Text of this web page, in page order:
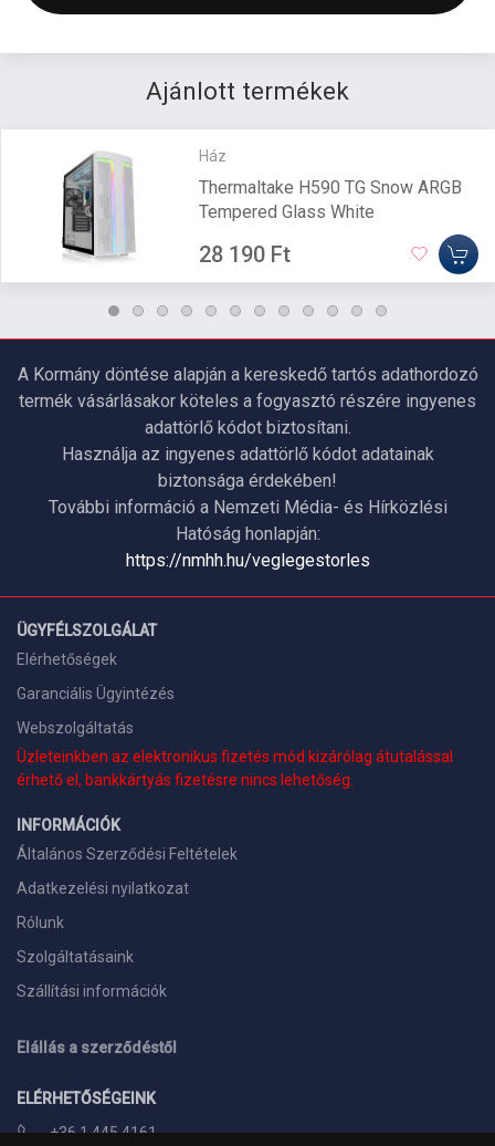
Ajánlott termékek
Ház
Thermaltake H590 TG Snow ARGB
Tempered Glass White
28 190 Ft
A Kormány döntése alapján a kereskedő tartós adathordozó
termék vásárlásakor köteles a fogyasztó részére ingyenes
adattörlő kódot biztosítani.
Használja az ingyenes adattörlő kódot adatainak
biztonsága érdekében!
További információ a Nemzeti Média- és Hírközlési
Hatóság honlapján:
https://nmhh.hu/veglegestorles
ÜGYFÉLSZOLGÁLAT
Elérhetőségek
Garanciális Ügyintézés
Webszolgáltatás
Üzleteinkben az elektronikus fizetés mód kizárólag átutalással
érhető el, bankkártyás fizetésre nincs lehetőség.
INFORMÁCIÓK
Általános Szerződési Feltételek
Adatkezelési nyilatkozat
Rólunk
Szolgáltatásaink
Szállítási információk
Elállás a szerződéstől
ELÉRHETŐSÉGEINK
+36 1 445 4161